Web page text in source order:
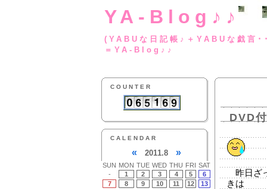
YA-Blog♪♪
(YABUな日記帳♪
＝YA-Blog♪♪
COUNTER
CALENDAR
« 2011.8 »
SUN MON TUE WED THU FRI SAT
-
1 2 3 4 5
6
7
8 9 10 11 12
13
DVD
昨日ざ
きは